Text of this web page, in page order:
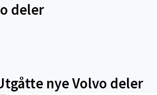
deler
nye Volvo deler